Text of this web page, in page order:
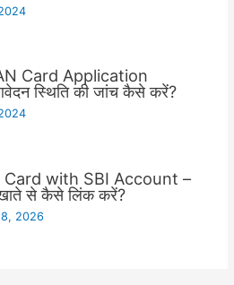
Card Application
स्थिति की जांच कैसे करें?
with SBI Account –
से कैसे लिंक करें?
2026